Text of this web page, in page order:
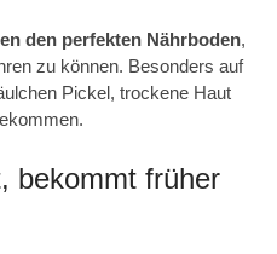
den perfekten Nährboden,
zu können. Besonders auf
Pickel, trockene Haut
bekommt früher